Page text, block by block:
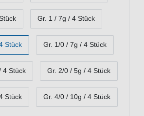
Gr. 1 / 7g / 4 Stück
Stück Gr. 1/0 / 7g / 4 Stück
4 Stück Gr. 2/0 / 5g / 4 Stück
Stück Gr. 4/0 / 10g / 4 Stück